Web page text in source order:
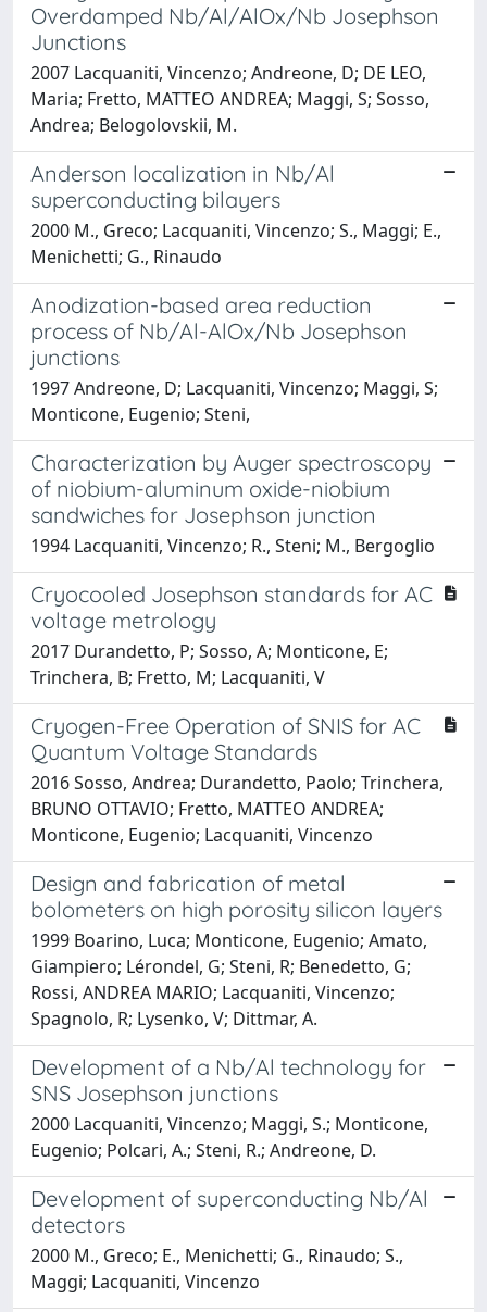
Overdamped Nb/Al/AlOx/Nb Josephson
Junctions
2007 Lacquaniti, Vincenzo; Andreone, D; DE LEO,
Maria; Fretto, MATTEO ANDREA; Maggi, S; Sosso,
Andrea; Belogolovskii, M.
Anderson localization in Nb/Al
superconducting bilayers
2000 M., Greco; Lacquaniti, Vincenzo; S., Maggi; E.,
Menichetti; G., Rinaudo
Anodization-based area reduction
process of Nb/Al-AlOx/Nb Josephson
junctions
1997 Andreone, D; Lacquaniti, Vincenzo; Maggi, S;
Monticone, Eugenio; Steni,
Characterization by Auger spectroscopy
of niobium-aluminum oxide-niobium
sandwiches for Josephson junction
1994 Lacquaniti, Vincenzo; R., Steni; M., Bergoglio
Cryocooled Josephson standards for AC
voltage metrology
2017 Durandetto, P; Sosso, A; Monticone, E;
Trinchera, B; Fretto, M; Lacquaniti, V
Cryogen-Free Operation of SNIS for AC
Quantum Voltage Standards
2016 Sosso, Andrea; Durandetto, Paolo; Trinchera,
BRUNO OTTAVIO; Fretto, MATTEO ANDREA;
Monticone, Eugenio; Lacquaniti, Vincenzo
Design and fabrication of metal
bolometers on high porosity silicon layers
1999 Boarino, Luca; Monticone, Eugenio; Amato,
Giampiero; Lérondel, G; Steni, R; Benedetto, G;
Rossi, ANDREA MARIO; Lacquaniti, Vincenzo;
Spagnolo, R; Lysenko, V; Dittmar, A.
Development of a Nb/Al technology for
SNS Josephson junctions
2000 Lacquaniti, Vincenzo; Maggi, S.; Monticone,
Eugenio; Polcari, A.; Steni, R.; Andreone, D.
Development of superconducting Nb/Al
detectors
2000 M., Greco; E., Menichetti; G., Rinaudo; S.,
Maggi; Lacquaniti, Vincenzo